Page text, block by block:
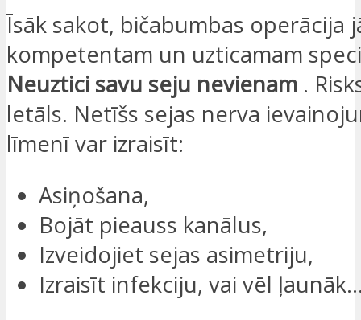
Īsāk sakot, bičabumbas operācija
kompetentam un uzticamam
Neuztici savu seju nevienam .
letāls. Netīšs sejas nerva
līmenī var izraisīt:
Asiņošana,
Bojāt pieauss kanālus,
Izveidojiet sejas asimetriju,
Izraisīt infekciju, vai vēl